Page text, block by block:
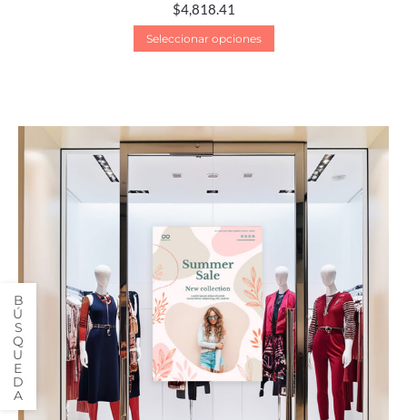
$4,818.41
Seleccionar opciones